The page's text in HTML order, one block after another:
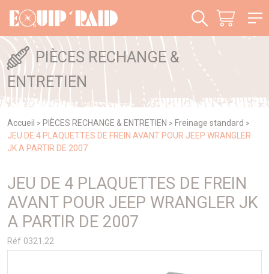
PIÈCES RECHANGE &
ENTRETIEN
Accueil > PIÈCES RECHANGE & ENTRETIEN > Freinage standard >
JEU DE 4 PLAQUETTES DE FREIN AVANT POUR JEEP WRANGLER
JK A PARTIR DE 2007
JEU DE 4 PLAQUETTES DE FREIN
AVANT POUR JEEP WRANGLER JK
A PARTIR DE 2007
Réf 0321.22
Panneau de gestion des cookies